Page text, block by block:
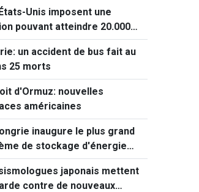
Unis imposent une
pouvant atteindre 20.000
pour les demandes de visa
de 50 pays
un accident de bus fait au
25 morts
d'Ormuz: nouvelles
américaines
inaugure le plus grand
de stockage d'énergie
centrale
japonais mettent
contre de nouveaux